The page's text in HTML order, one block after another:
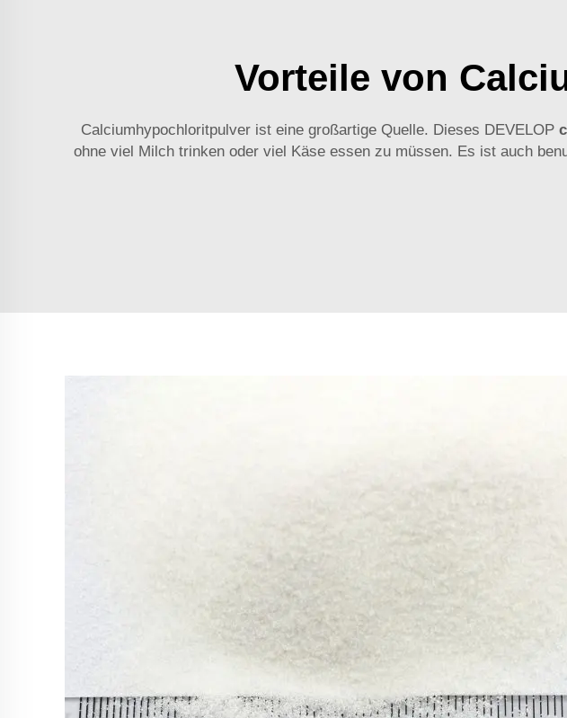
Vorteile von
Calciumhypochloritpulver ist eine großartige Quelle. Dieses DEVELOP
ohne viel Milch trinken oder viel Käse essen zu müssen. Es ist auch